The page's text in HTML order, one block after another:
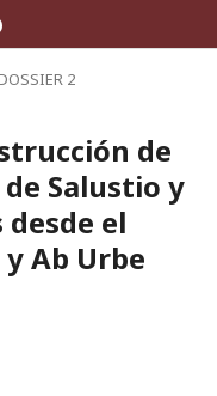
2
de
Salustio y
el
Ab Urbe